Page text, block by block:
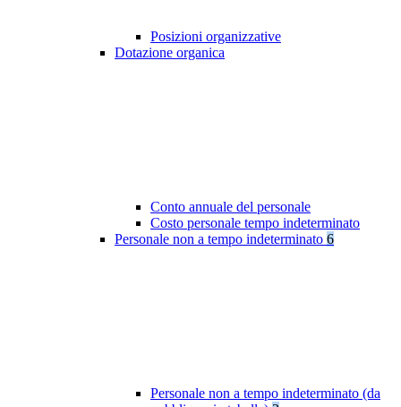
Posizioni organizzative
Dotazione organica
Conto annuale del personale
Costo personale tempo indeterminato
Personale non a tempo indeterminato 6
Personale non a tempo indeterminato (da